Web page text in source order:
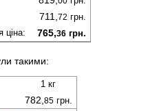
711, 72 грн.
ціна:
765,36грн.
такими:
1 кг
782, 85грн.